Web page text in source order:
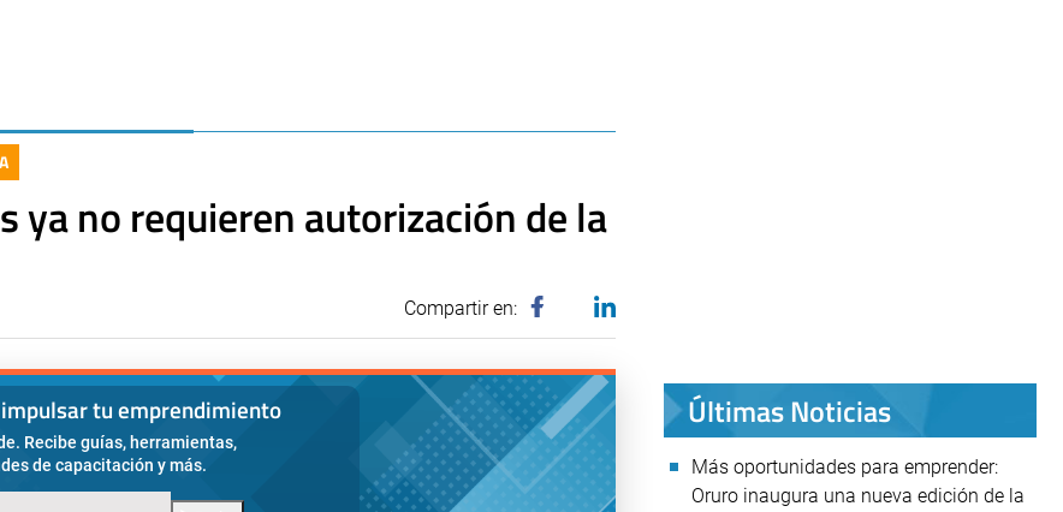
ya no requieren autorización de la
Compartir en:
tu emprendimiento
Recibe guías, herramientas,
de capacitación y más.
Últimas Noticias
Más oportunidades para emprender:
Oruro inaugura una nueva edición de la